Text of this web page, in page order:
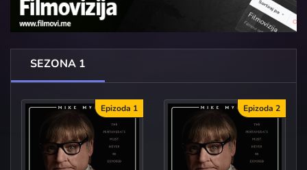
SEZONA 1
Epizoda 1 Epizoda 2